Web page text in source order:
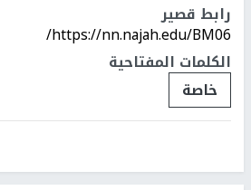
رابط قصير
https://nn.najah.edu/BM06/
الكلمات المفتاحية
خاصة